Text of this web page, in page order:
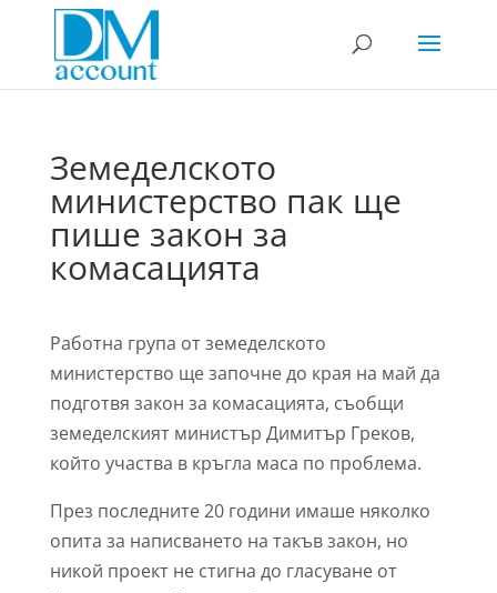
Земеделското
министерство пак ще
пише закон за
комасацията
Работна група от земеделското
министерство ще започне до края на май да
подготвя закон за комасацията, съобщи
земеделският министър Димитър Греков,
който участва в кръгла маса по проблема.
През последните 20 години имаше няколко
опита за написването на такъв закон, но
никой проект не стигна до гласуване от